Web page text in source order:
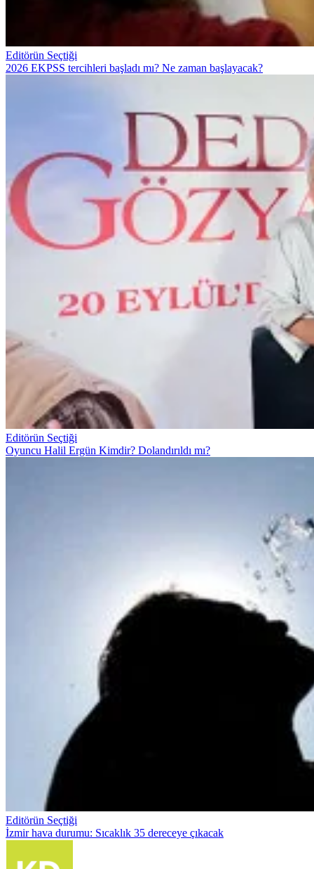
Editörün Seçtiği
2026 EKPSS tercihleri başladı mı? Ne zaman başlayacak?
Editörün Seçtiği
Oyuncu Halil Ergün Kimdir? Dolandırıldı mı?
Editörün Seçtiği
İzmir hava durumu: Sıcaklık 35 dereceye çıkacak